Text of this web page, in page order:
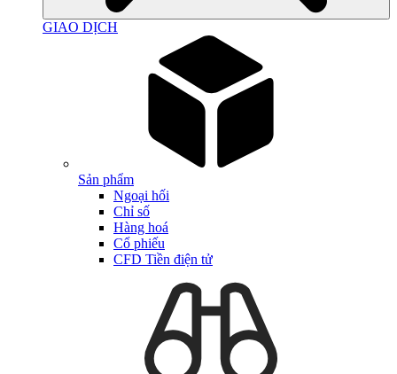
GIAO DỊCH
Sản phẩm
Ngoại hối
Chỉ số
Hàng hoá
Cổ phiếu
CFD Tiền điện tử